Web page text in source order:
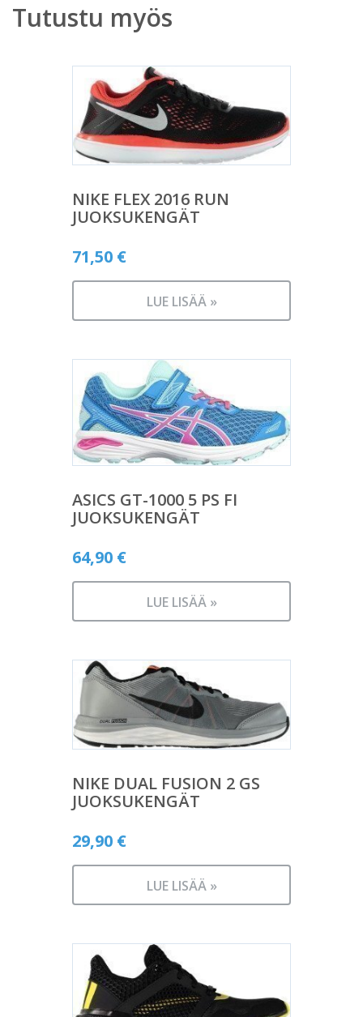
Tutustu myös
NIKE FLEX 2016 RUN
JUOKSUKENGÄT
71,50 €
LUE LISÄÄ »
ASICS GT-1000 5 PS FI
JUOKSUKENGÄT
64,90 €
LUE LISÄÄ »
NIKE DUAL FUSION 2 GS
JUOKSUKENGÄT
29,90 €
LUE LISÄÄ »